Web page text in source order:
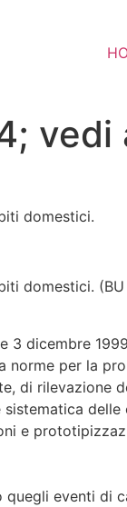
vedi
domestici.
domestici.
3 dicembre
per la
di rilevazione
e
eventi di